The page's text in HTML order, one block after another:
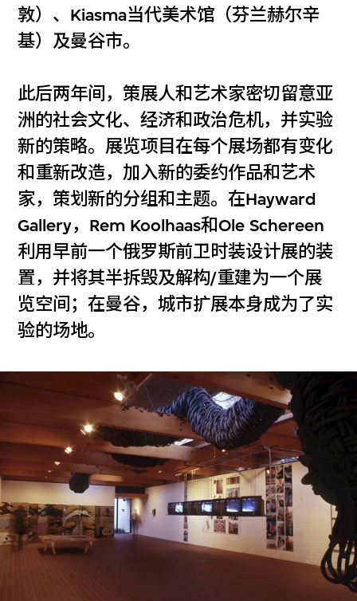
敦）、Kiasma当代美术馆（芬兰赫尔辛
基）及曼谷市。
此后两年间，策展人和艺术家密切留意亚
洲的社会文化、经济和政治危机，并实验
新的策略。展览项目在每个展场都有变化
和重新改造，加入新的委约作品和艺术
家，策划新的分组和主题。在Hayward
Gallery，Rem Koolhaas和Ole Schereen
利用早前一个俄罗斯前卫时装设计展的装
置，并将其半拆毁及解构/重建为一个展
览空间；在曼谷，城市扩展本身成为了实
验的场地。